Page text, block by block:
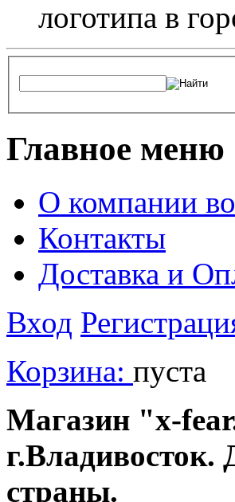
логотипа в
Главное меню
О компании
Контакты
Доставка и
Вход
Корзина: пуста
Магазин "x-
г.Владивосток.
страны.